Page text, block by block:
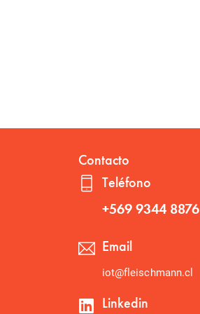
Contacto
Teléfono
+569 9344 8876
Email
iot@fleischmann.cl
Linkedin